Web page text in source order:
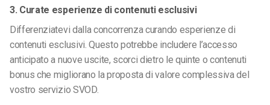
3. Curate esperienze di contenuti esclusivi
Differenziatevi dalla concorrenza curando esperienze di
contenuti esclusivi. Questo potrebbe includere l’accesso
anticipato a nuove uscite, scorci dietro le quinte o contenuti
bonus che migliorano la proposta di valore complessiva del
vostro servizio SVOD.